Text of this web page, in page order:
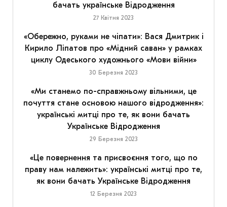
бачать українське Відродження
27 Квітня 2023
«Обережно, руками не чіпати»: Вася Дмитрик і
Кирило Ліпатов про «Мідний саван» у рамках
циклу Одеського художнього «Мови війни»
30 Березня 2023
«Ми станемо по-справжньому вільними, це
почуття стане основою нашого відродження»:
українські митці про те, як вони бачать
Українське Відродження
29 Березня 2023
«Це повернення та присвоєння того, що по
праву нам належить»: українські митці про те,
як вони бачать Українське Відродження
12 Березня 2023